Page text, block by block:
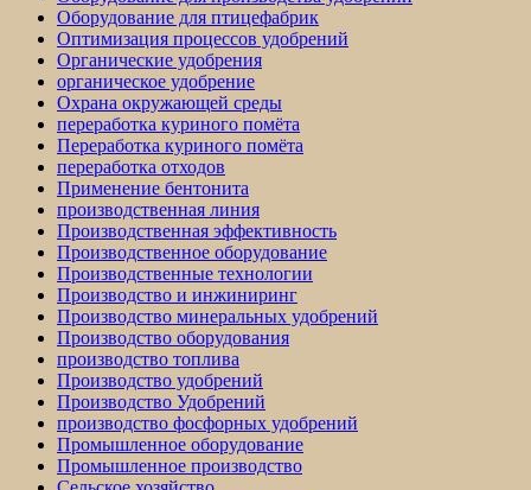
Оборудование для птицефабрик
Оптимизация процессов удобрений
Органические удобрения
органическое удобрение
Охрана окружающей среды
переработка куриного помёта
Переработка куриного помёта
переработка отходов
Применение бентонита
производственная линия
Производственная эффективность
Производственное оборудование
Производственные технологии
Производство и инжиниринг
Производство минеральных удобрений
Производство оборудования
производство топлива
Производство удобрений
Производство Удобрений
производство фосфорных удобрений
Промышленное оборудование
Промышленное производство